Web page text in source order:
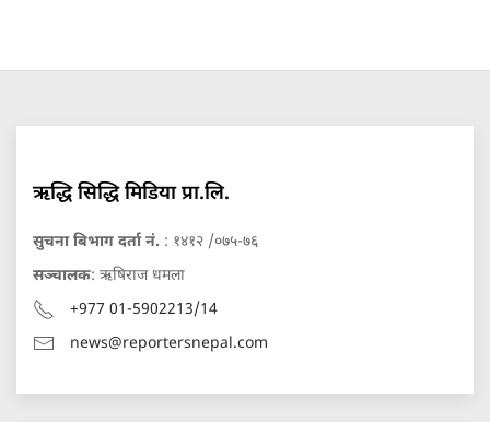
ऋद्धि सिद्धि मिडिया प्रा.लि.
सुचना बिभाग दर्ता नं. : १४१२ /०७५-७६
सञ्चालक: ऋषिराज धमला
+977 01-5902213/14
news@reportersnepal.com